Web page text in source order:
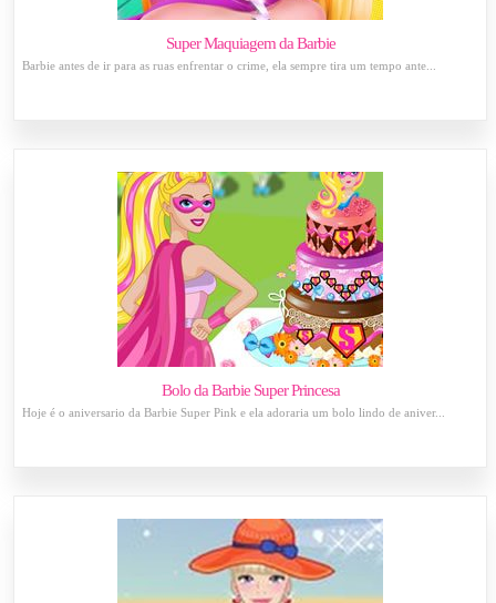
Super Maquiagem da Barbie
Barbie antes de ir para as ruas enfrentar o crime, ela sempre tira um tempo ante...
Bolo da Barbie Super Princesa
Hoje é o aniversario da Barbie Super Pink e ela adoraria um bolo lindo de aniver...